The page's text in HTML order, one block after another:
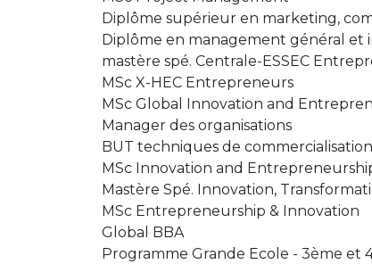
Diplôme supérieur en marketing,
Diplôme en management général
mastère spé. Centrale-ESSEC
MSc X-HEC Entrepreneurs
MSc Global Innovation and
Manager des organisations
BUT techniques de commercialisation
MSc Innovation and
Mastère Spé. Innovation,
MSc Entrepreneurship & Innovation​
Global BBA
Programme Grande Ecole - 3ème